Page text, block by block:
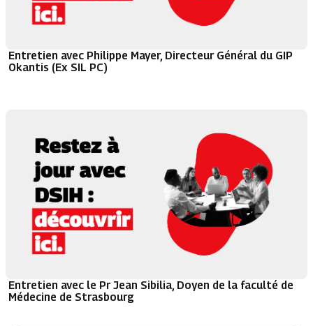
Entretien avec Philippe Mayer, Directeur Général du GIP
Okantis (Ex SIL PC)
Entretien avec le Pr Jean Sibilia, Doyen de la faculté de
Médecine de Strasbourg